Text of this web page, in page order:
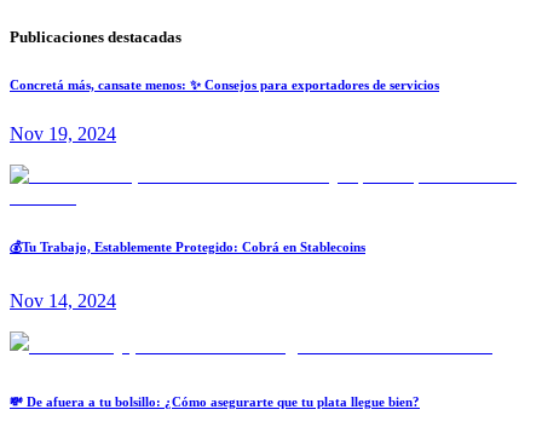
Publicaciones destacadas
Concretá más, cansate menos: ✨ Consejos para exportadores de servicios
Nov 19, 2024
💰Tu Trabajo, Establemente Protegido: Cobrá en Stablecoins
Nov 14, 2024
💸 De afuera a tu bolsillo: ¿Cómo asegurarte que tu plata llegue bien?